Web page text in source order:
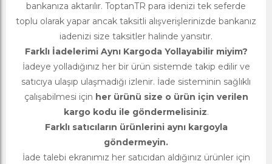
bankanıza aktarılır. ToptanTR para idenizi tek seferde
toplu olarak yapar ancak taksitli alışverişlerinizde bankanız
iadenizi size taksitler halinde yansıtır.
Farklı İadelerimi Aynı Kargoda Yollayabilir miyim?
İadeye yolladığınız her bir ürün sistemde takip edilir ve
satıcıya ulaşıp ulaşmadığı izlenir. İade sisteminin sağlıklı
çalışabilmesi için her ürünü size o ürün için verilen
kargo kodu ile göndermelisiniz.
Farklı satıcıların ürünlerini aynı kargoyla
göndermeyin.
İade talebi ekranımız her satıcıdan aldığınız ürünler için